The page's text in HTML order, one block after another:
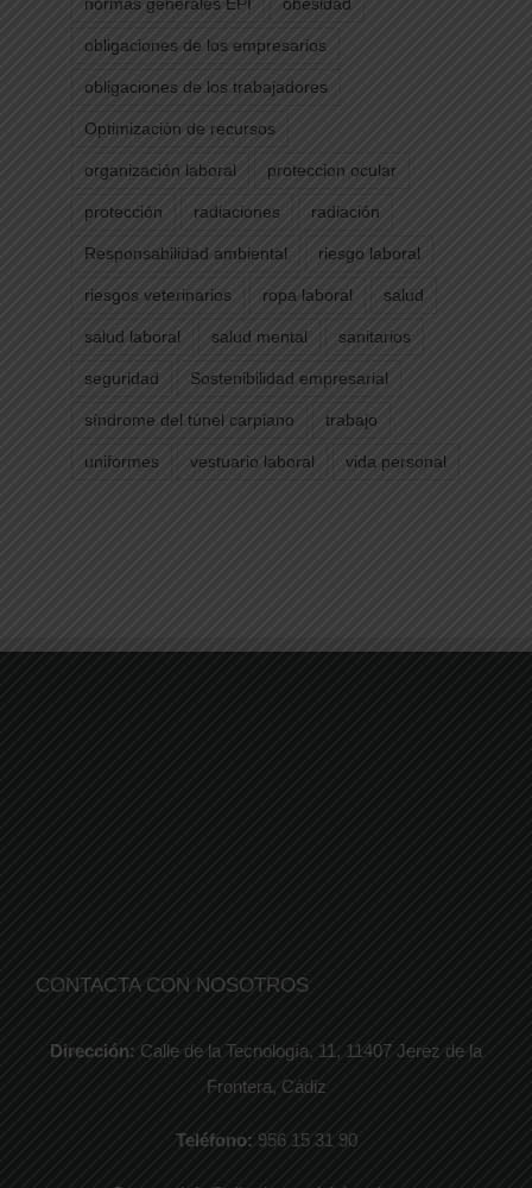
normas generales EPI obesidad
obligaciones de los empresarios
obligaciones de los trabajadores
Optimización de recursos
organización laboral proteccion ocular
protección radiaciones radiación
Responsabilidad ambiental riesgo laboral
riesgos veterinarios ropa laboral salud
salud laboral salud mental sanitarios
seguridad Sostenibilidad empresarial
síndrome del túnel carpiano trabajo
uniformes vestuario laboral vida personal
CONTACTA CON NOSOTROS
Dirección: Calle de la Tecnología, 11, 11407 Jerez de la
Frontera, Cádiz
Teléfono: 956 15 31 90